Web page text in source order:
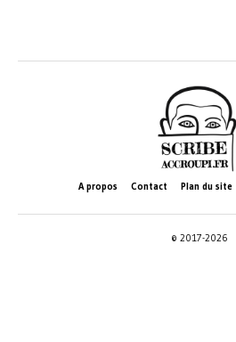
A propos Contact Plan du site
© 2017-2026